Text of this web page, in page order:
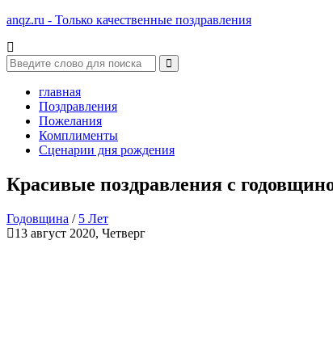
anqz.ru - Только качественные поздравления
главная
Поздравления
Пожелания
Комплименты
Сценарии дня рождения
Красивые поздравления с
Годовщина / 5 Лет
13 август 2020, Четверг